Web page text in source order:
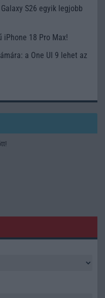
S26 egyik legjobb
iPhone 18 Pro Max!
a One UI 9 lehet az